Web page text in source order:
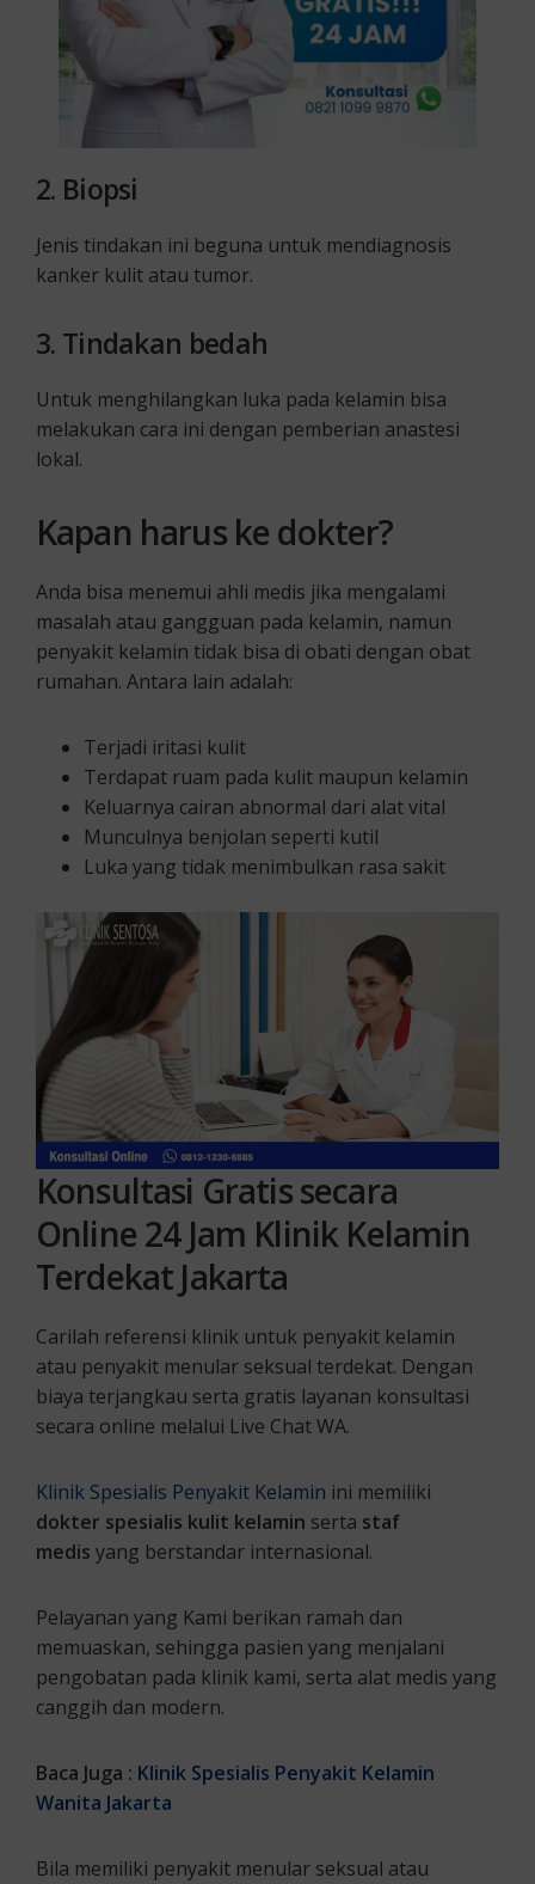
2. Biopsi
Jenis tindakan ini beguna untuk mendiagnosis
kanker kulit atau tumor.
3. Tindakan bedah
Untuk menghilangkan luka pada kelamin bisa
melakukan cara ini dengan pemberian anastesi
lokal.
Kapan harus ke dokter?
Anda bisa menemui ahli medis jika mengalami
masalah atau gangguan pada kelamin, namun
penyakit kelamin tidak bisa di obati dengan obat
rumahan. Antara lain adalah:
Terjadi iritasi kulit
Terdapat ruam pada kulit maupun kelamin
Keluarnya cairan abnormal dari alat vital
Munculnya benjolan seperti kutil
Luka yang tidak menimbulkan rasa sakit
Konsultasi Gratis secara
Online 24 Jam Klinik Kelamin
Terdekat Jakarta
Carilah referensi klinik untuk penyakit kelamin
atau penyakit menular seksual terdekat. Dengan
biaya terjangkau serta gratis layanan konsultasi
secara online melalui Live Chat WA.
Klinik Spesialis Penyakit Kelamin ini memiliki
dokter spesialis kulit kelamin serta staf
medis yang berstandar internasional.
Pelayanan yang Kami berikan ramah dan
memuaskan, sehingga pasien yang menjalani
pengobatan pada klinik kami, serta alat medis yang
canggih dan modern.
Baca Juga : Klinik Spesialis Penyakit Kelamin
Wanita Jakarta
Bila memiliki penyakit menular seksual atau